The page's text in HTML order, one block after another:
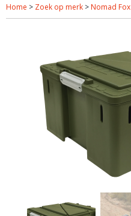
Home > Zoek op merk > Nomad Fox